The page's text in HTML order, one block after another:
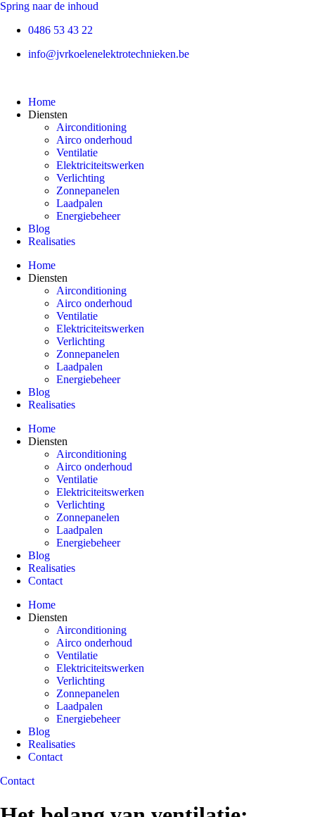
Spring naar de inhoud
0486 53 43 22
info@jvrkoelenelektrotechnieken.be
Home
Diensten
Airconditioning
Airco onderhoud
Ventilatie
Elektriciteitswerken
Verlichting
Zonnepanelen
Laadpalen
Energiebeheer
Blog
Realisaties
Home
Diensten
Airconditioning
Airco onderhoud
Ventilatie
Elektriciteitswerken
Verlichting
Zonnepanelen
Laadpalen
Energiebeheer
Blog
Realisaties
Home
Diensten
Airconditioning
Airco onderhoud
Ventilatie
Elektriciteitswerken
Verlichting
Zonnepanelen
Laadpalen
Energiebeheer
Blog
Realisaties
Contact
Home
Diensten
Airconditioning
Airco onderhoud
Ventilatie
Elektriciteitswerken
Verlichting
Zonnepanelen
Laadpalen
Energiebeheer
Blog
Realisaties
Contact
Contact